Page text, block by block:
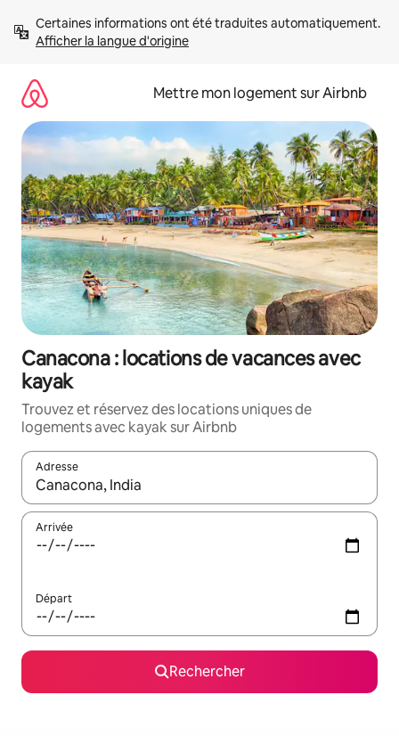
directement
Afficher la langue d'origine
Mettre mon logement sur Airbnb
Canacona : locations de vacances avec
kayak
Trouvez et réservez des locations uniques de
logements avec kayak sur Airbnb
Adresse
Lorsque les résultats s'affichent, utilisez les flèches vers le
Arrivée
Départ
Rechercher